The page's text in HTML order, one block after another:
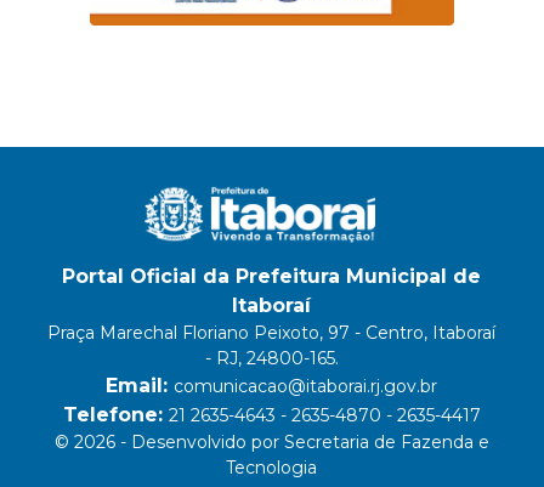
Portal Oficial da Prefeitura Municipal de
Itaboraí
Praça Marechal Floriano Peixoto, 97 - Centro, Itaboraí
- RJ, 24800-165.
Email: comunicacao@itaborai.rj.gov.br
Telefone: 21 2635-4643 - 2635-4870 - 2635-4417
© 2026 - Desenvolvido por Secretaria de Fazenda e
Tecnologia